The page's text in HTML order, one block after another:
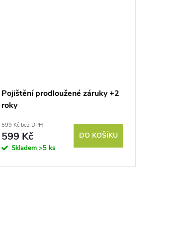
Pojištění prodloužené záruky +2
roky
599 Kč bez DPH
599 Kč
Skladem >5 ks
DO KOŠÍKU